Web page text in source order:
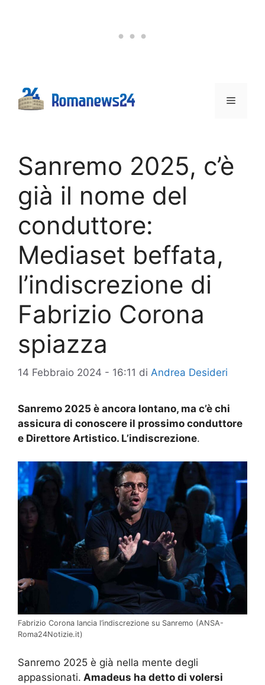
Menu
Sanremo 2025, c’è
già il nome del
conduttore:
Mediaset beffata,
l’indiscrezione di
Fabrizio Corona
spiazza
14 Febbraio 2024 - 16:11 di Andrea Desideri
Sanremo 2025 è ancora lontano, ma c’è chi
assicura di conoscere il prossimo conduttore
e Direttore Artistico. L’indiscrezione.
Fabrizio Corona lancia l’indiscrezione su Sanremo (ANSA-
Roma24Notizie.it)
Sanremo 2025 è già nella mente degli
appassionati. Amadeus ha detto di volersi